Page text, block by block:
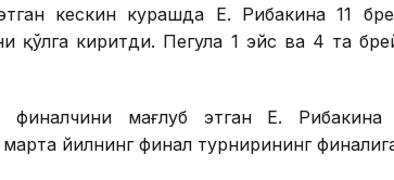
кескин курашда Е. Рибакина 11
қўлга киритди. Пегула 1 эйс ва 4 та
мағлуб этган Е. Рибакина
йилнинг финал турнирининг